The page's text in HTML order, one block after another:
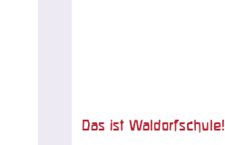
Das ist Waldorfschule!